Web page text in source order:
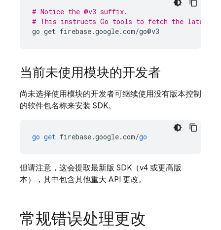
# Notice the @v3 suffix.
# This instructs Go tools to fetch the latest
go get firebase.google.com/go@v3
当前未使用模块的开发者
尚未选择使用模块的开发者可继续使用没有版本控制
的软件包名称来安装 SDK。
go get firebase.google.com/go
但请注意，这会提取最新版 SDK（v4 或更高版
本），其中包含其他重大 API 更改。
常规错误处理更改